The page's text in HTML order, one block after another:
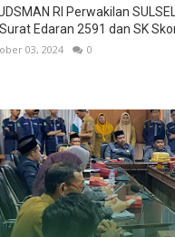
RI Perwakilan
Edaran 2591 dan SK
03, 2024 0